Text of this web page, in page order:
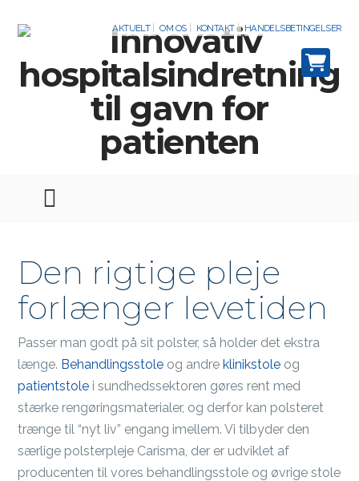
AKTUELT OM OS KONTAKT HANDELSBETINGELSER
Den rigtige pleje
forlænger levetiden
Passer man godt på sit polster, så holder det ekstra
længe. Behandlingsstole og andreklinikstole og
patientstole i sundhedssektoren gøres rent med
stærke rengøringsmaterialer, og derfor kan polsteret
trænge til “nyt liv” engang imellem. Vi tilbyder den
særlige polsterpleje Carisma, der er udviklet af
producenten til vores behandlingsstole og øvrige stole